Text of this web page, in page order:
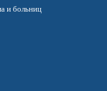
и больниц